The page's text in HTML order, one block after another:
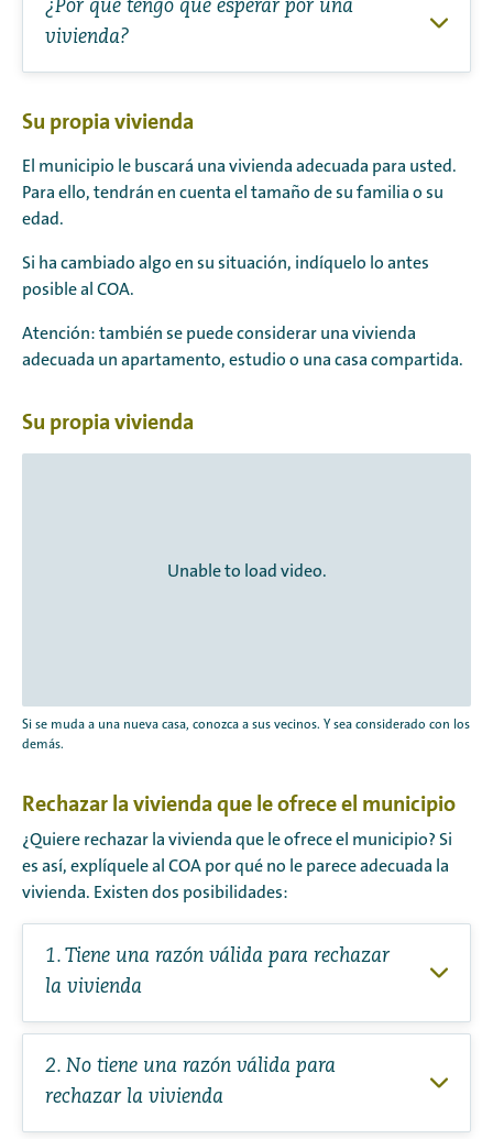
¿Por qué tengo que esperar por una
vivienda?
Su propia vivienda
El municipio le buscará una vivienda adecuada para usted.
Para ello, tendrán en cuenta el tamaño de su familia o su
edad.
Si ha cambiado algo en su situación, indíquelo lo antes
posible al COA.
Atención: también se puede considerar una vivienda
adecuada un apartamento, estudio o una casa compartida.
Su propia vivienda
Unable to load video.
Si se muda a una nueva casa, conozca a sus vecinos. Y sea considerado con los
demás.
Rechazar la vivienda que le ofrece el municipio
¿Quiere rechazar la vivienda que le ofrece el municipio? Si
es así, explíquele al COA por qué no le parece adecuada la
vivienda. Existen dos posibilidades:
1. Tiene una razón válida para rechazar
la vivienda
2. No tiene una razón válida para
rechazar la vivienda